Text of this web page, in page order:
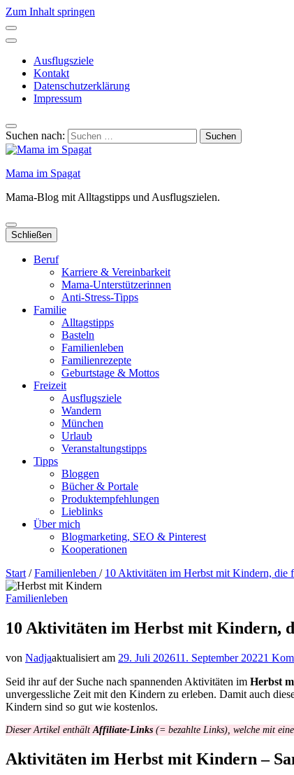
Zum Inhalt springen
Ausflugsziele
Kontakt
Datenschutzerklärung
Impressum
Suchen nach:
Mama im Spagat
Mama-Blog mit Alltagstipps und Ausflugszielen.
Schließen
Beruf
Karriere & Vereinbarkeit
Mama-Unterstützerinnen
Anti-Stress-Tipps
Familie
Alltagstipps
Basteln
Familienleben
Familienrezepte
Geburtstage & Mottos
Freizeit
Ausflugsziele
Wandern
München
Urlaub
Veranstaltungstipps
Tipps
Bloggen
Bücher & Portale
Produktempfehlungen
Lieblinks
Über mich
Blogmarketing, SEO & Pinterest
Kooperationen
Start / Familienleben / 10 Aktivitäten im Herbst mit Kindern, die
Familienleben
10 Aktivitäten im Herbst mit Kindern,
von Nadjaaktualisiert am 29. Juli 202611. September 20221
Seid ihr auf der Suche nach spannenden Aktivitäten im Herbst
unvergessliche Zeit mit den Kindern zu erleben. Damit auch
Kindern sind so gut wie kostenlos.
Dieser Artikel enthält Affiliate-Links (= bezahlte Links), welche mit
Aktivitäten im Herbst mit Kindern –